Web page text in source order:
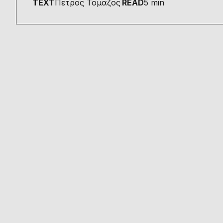
TEXTΠετρος Τομαζος READ5 min